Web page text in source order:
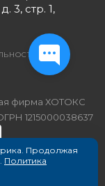
3, стр. 1,
фирма ХОТОКС
1215000038637
Продолжая
Политика